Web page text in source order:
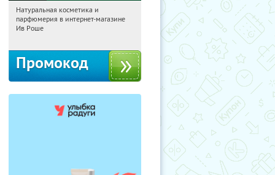
14:51:15 Получили:
Россия
Натуральная косметика и
парфюмерия в интернет-магазине
Ив Роше
Промокод